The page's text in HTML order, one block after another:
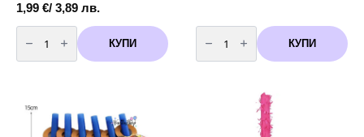
1,99 €/ 3,89 лв.
количество
за
Сламки
Супер
10
КУПИ
количество
за
Свирки
Супер
КУПИ